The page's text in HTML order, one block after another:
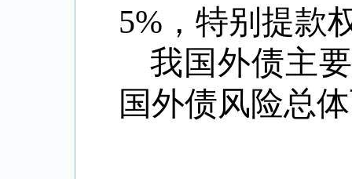
5% ，特别提款
我国外债主
国外债风险总